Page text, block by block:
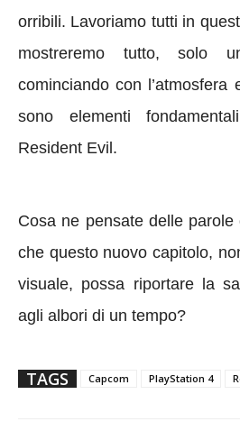
orribili. Lavoriamo tutti in
mostreremo tutto, solo
cominciando con l’atmosfera
sono elementi
Resident Evil.
Cosa ne pensate delle
che questo nuovo capitolo,
visuale, possa riportare la
agli albori di un tempo?
TAGS Capcom PlayStation 4